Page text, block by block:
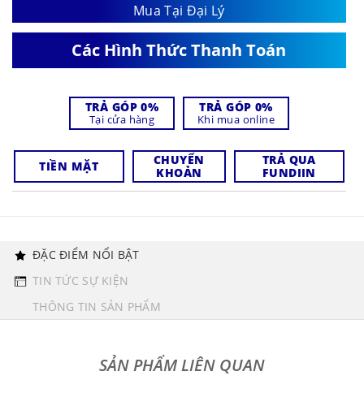
Mua Tại Đại Lý
Các Hình Thức Thanh Toán
TRẢ GÓP 0%
Tại cửa hàng
TRẢ GÓP 0%
Khi mua online
TIỀN MẶT
CHUYỂN
KHOẢN
TRẢ QUA
FUNDIIN
ĐẶC ĐIỂM NỔI BẬT
TIN TỨC SỰ KIỆN
THÔNG TIN SẢN PHẨM